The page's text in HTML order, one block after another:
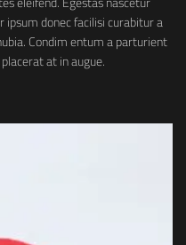
ipsum donec facilisi curabitur a
Condim entum a parturient
at in augue.